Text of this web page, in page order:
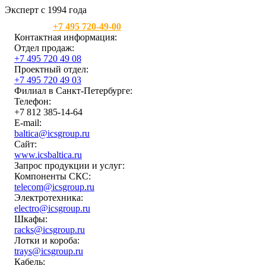
Эксперт с 1994 года
+7 495 720-49-00
Контактная информация:
Отдел продаж:
+7 495 720 49 08
Проектный отдел:
+7 495 720 49 03
Филиал в Санкт-Петербурге:
Телефон:
+7 812 385-14-64
E-mail:
baltica@icsgroup.ru
Сайт:
www.icsbaltica.ru
Запрос продукции и услуг:
Компоненты СКС:
telecom@icsgroup.ru
Электротехника:
electro@icsgroup.ru
Шкафы:
racks@icsgroup.ru
Лотки и короба:
trays@icsgroup.ru
Кабель: